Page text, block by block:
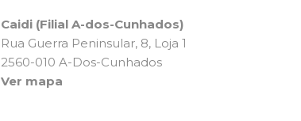
Caidi (Filial A-dos-Cunhados)
Rua Guerra Peninsular, 8, Loja 1
2560-010 A-Dos-Cunhados
Ver mapa